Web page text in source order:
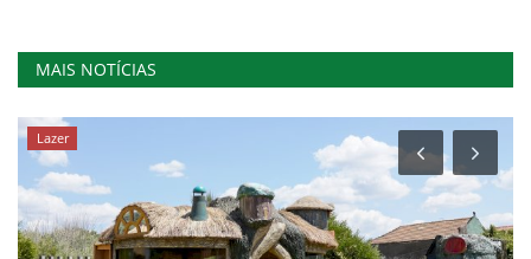
MAIS NOTÍCIAS
Lazer